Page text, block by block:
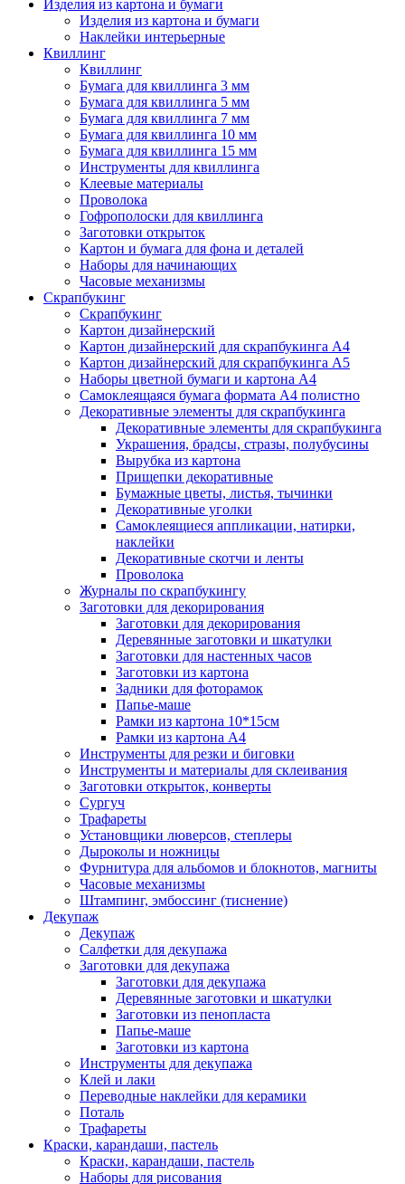
Изделия из картона и бумаги
Изделия из картона и бумаги
Наклейки интерьерные
Квиллинг
Квиллинг
Бумага для квиллинга 3 мм
Бумага для квиллинга 5 мм
Бумага для квиллинга 7 мм
Бумага для квиллинга 10 мм
Бумага для квиллинга 15 мм
Инструменты для квиллинга
Клеевые материалы
Проволока
Гофрополоски для квиллинга
Заготовки открыток
Картон и бумага для фона и деталей
Наборы для начинающих
Часовые механизмы
Скрапбукинг
Скрапбукинг
Картон дизайнерский
Картон дизайнерский для скрапбукинга А4
Картон дизайнерский для скрапбукинга А5
Наборы цветной бумаги и картона А4
Самоклеящаяся бумага формата А4 полистно
Декоративные элементы для скрапбукинга
Декоративные элементы для скрапбукинга
Украшения, брадсы, стразы, полубусины
Вырубка из картона
Прищепки декоративные
Бумажные цветы, листья, тычинки
Декоративные уголки
Самоклеящиеся аппликации, натирки,
наклейки
Декоративные скотчи и ленты
Проволока
Журналы по скрапбукингу
Заготовки для декорирования
Заготовки для декорирования
Деревянные заготовки и шкатулки
Заготовки для настенных часов
Заготовки из картона
Задники для фоторамок
Папье-маше
Рамки из картона 10*15см
Рамки из картона А4
Инструменты для резки и биговки
Инструменты и материалы для склеивания
Заготовки открыток, конверты
Сургуч
Трафареты
Установщики люверсов, степлеры
Дыроколы и ножницы
Фурнитура для альбомов и блокнотов, магниты
Часовые механизмы
Штампинг, эмбоссинг (тиснение)
Декупаж
Декупаж
Салфетки для декупажа
Заготовки для декупажа
Заготовки для декупажа
Деревянные заготовки и шкатулки
Заготовки из пенопласта
Папье-маше
Заготовки из картона
Инструменты для декупажа
Клей и лаки
Переводные наклейки для керамики
Поталь
Трафареты
Краски, карандаши, пастель
Краски, карандаши, пастель
Наборы для рисования